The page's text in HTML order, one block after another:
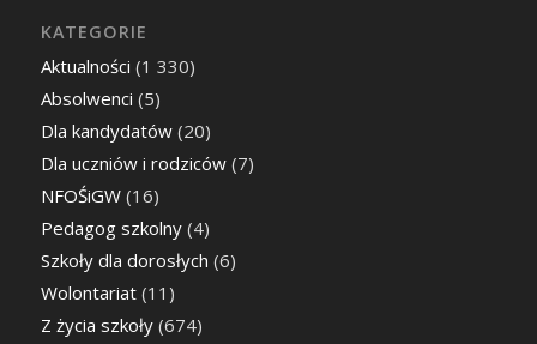
KATEGORIE
Aktualności (1 330)
Absolwenci (5)
Dla kandydatów(20)
Dla uczniów i rodziców(7)
NFOŚiGW(16)
Pedagog szkolny(4)
Szkoły dla dorosłych (6)
Wolontariat(11)
Z życia szkoły(674)